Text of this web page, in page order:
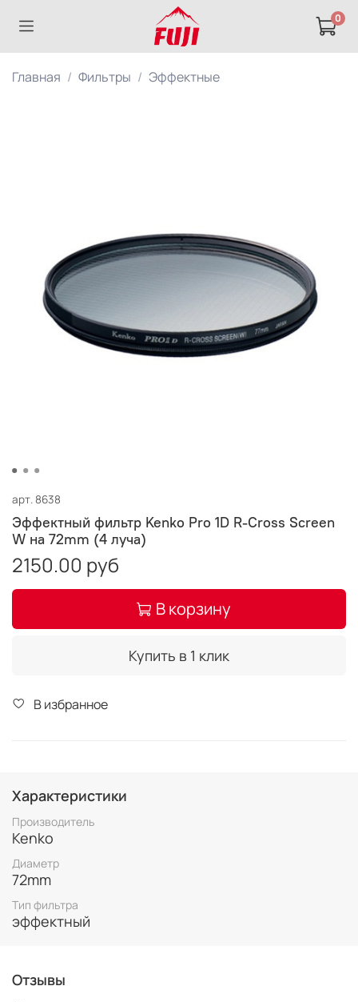
0
Главная Фильтры Эффектные
арт.8638
Эффектный фильтр Kenko Pro 1D R-Cross Screen
W на 72mm (4 луча)
2150.00 руб
В корзину
Купить в 1 клик
В избранное
Характеристики
Производитель
Kenko
Диаметр
72mm
Тип фильтра
эффектный
Отзывы